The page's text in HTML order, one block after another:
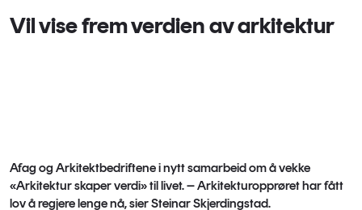
Vil vise frem verdien av arkitektur
Afag og Arkitektbedriftene i nytt samarbeid om å vekke
«Arkitektur skaper verdi» til livet. – Arkitekturopprøret har fått
lov å regjere lenge nå, sier Steinar Skjerdingstad.